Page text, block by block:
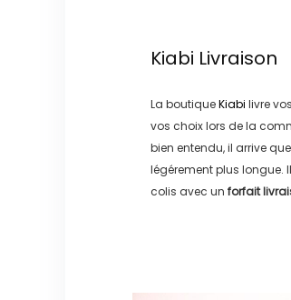
Kiabi Livraison
La boutiqueKiabi livre
vos choix lors de la
bien entendu, il arrive
légérement plus longue.
colis avec un forfait